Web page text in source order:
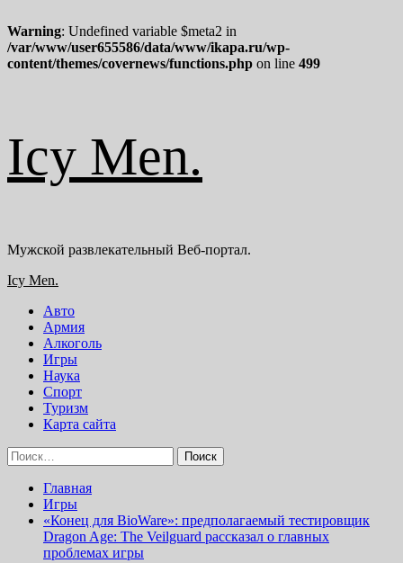
Warning: Undefined variable $meta2 in
/var/www/user655586/data/www/ikapa.ru/wp-
content/themes/covernews/functions.php on line 499
содержимому
Icy Men.
Мужской развлекательный Веб-портал.
Основное
Icy Men.
Авто
Армия
Алкоголь
Игры
Наука
Спорт
Туризм
Карта сайта
Найти:
Главная
Игры
«Конец для BioWare»: предполагаемый тестировщик
Dragon Age: The Veilguard рассказал о главных
проблемах игры